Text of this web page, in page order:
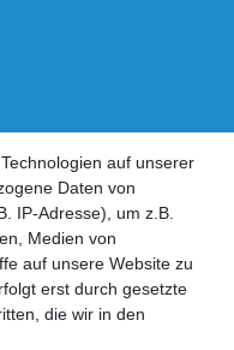
auf unserer
Daten von
IP-Adresse), um z.B.
Medien von
auf unsere Website zu
erst durch gesetzte
die wir in den